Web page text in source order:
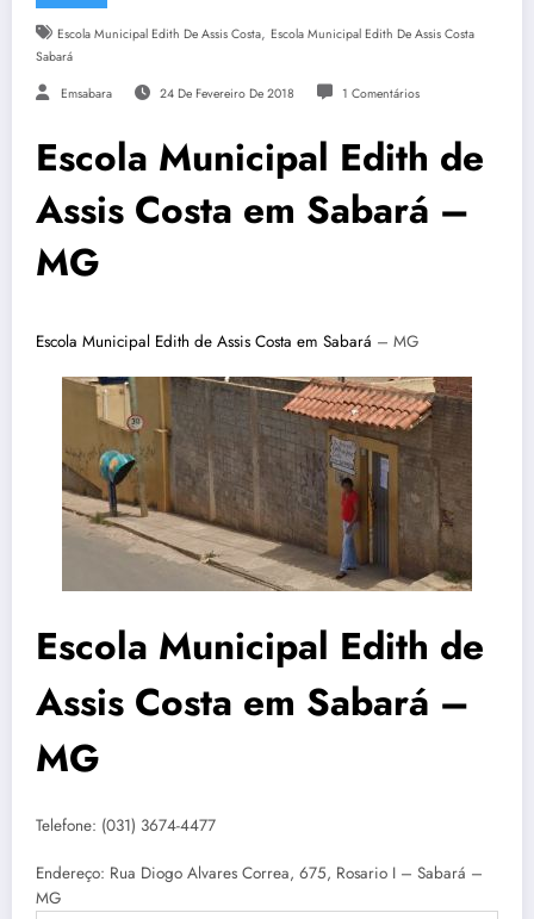
Escola Municipal Edith De Assis Costa, Escola Municipal Edith De Assis Costa
Sabará
Emsabara 24 De Fevereiro De 2018 1 Comentários
Escola Municipal Edith de
Assis Costa em Sabará –
MG
Escola Municipal Edith de Assis Costa em Sabará – MG
Escola Municipal Edith de
Assis Costa em Sabará –
MG
Telefone: (031) 3674-4477
Endereço: Rua Diogo Alvares Correa, 675, Rosario I – Sabará –
MG